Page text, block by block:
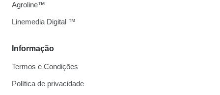
Informação
Termos e Condições
Política de privacidade
Agroline™
Linemedia Digital ™